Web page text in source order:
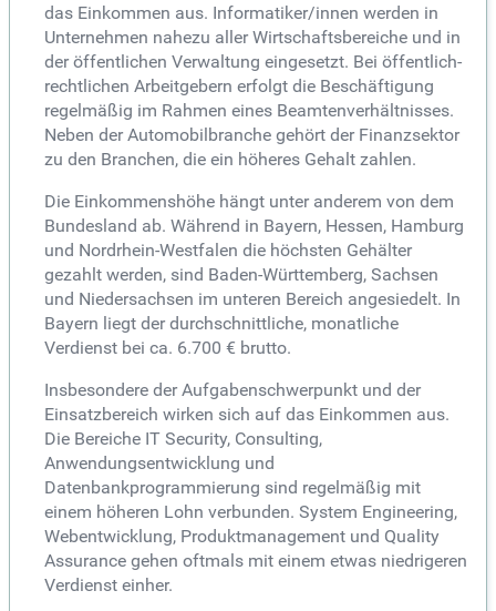
das Einkommen aus. Informatiker/innen werden in
Unternehmen nahezu aller Wirtschaftsbereiche und in
der öffentlichen Verwaltung eingesetzt. Bei öffentlich-
rechtlichen Arbeitgebern erfolgt die Beschäftigung
regelmäßig im Rahmen eines Beamtenverhältnisses.
Neben der Automobilbranche gehört der Finanzsektor
zu den Branchen, die ein höheres Gehalt zahlen.
Die Einkommenshöhe hängt unter anderem von dem
Bundesland ab. Während in Bayern, Hessen, Hamburg
und Nordrhein-Westfalen die höchsten Gehälter
gezahlt werden, sind Baden-Württemberg, Sachsen
und Niedersachsen im unteren Bereich angesiedelt. In
Bayern liegt der durchschnittliche, monatliche
Verdienst bei ca. 6.700 € brutto.
Insbesondere der Aufgabenschwerpunkt und der
Einsatzbereich wirken sich auf das Einkommen aus.
Die Bereiche IT Security, Consulting,
Anwendungsentwicklung und
Datenbankprogrammierung sind regelmäßig mit
einem höheren Lohn verbunden. System Engineering,
Webentwicklung, Produktmanagement und Quality
Assurance gehen oftmals mit einem etwas niedrigeren
Verdienst einher.